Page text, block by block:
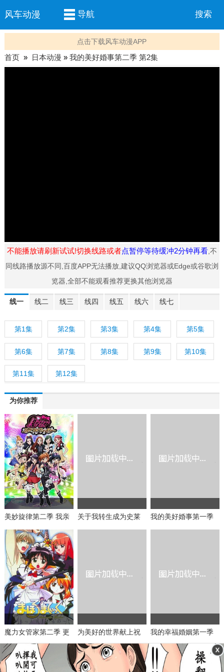
风车动漫 导航 搜索
点击下载风车动漫APP
首页» 日本动漫 » 我的美好婚事第二季 第2集
不能播放请刷新试试!切换线路或者点暂停等待缓冲2分钟再看,不
同线路播放源不同,百度APP无法播放,建议QQ浏览器或Edge或谷歌浏
览器,全部不能观看推荐更换其他浏览器
线一 线二 线三 线四 线五 线六 线七
第1集 第2集 第3集 第4集 第5集
第6集 第7集 第8集 第9集 第10集
第11集 第12集
为你推荐
美妙旋律第二季 我亲
爱的未来
关于我转生成为史莱
姆的那件事第二季 Pa
我的美好婚事第一季
魔力女管家第二季 更
美丽的事物
为美好的世界献上祝
福！第二季+OVA
我的幸福婚姻第一季